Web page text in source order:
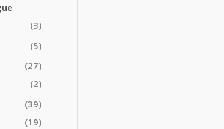
(3)
(5)
(27)
(2)
(39)
(19)